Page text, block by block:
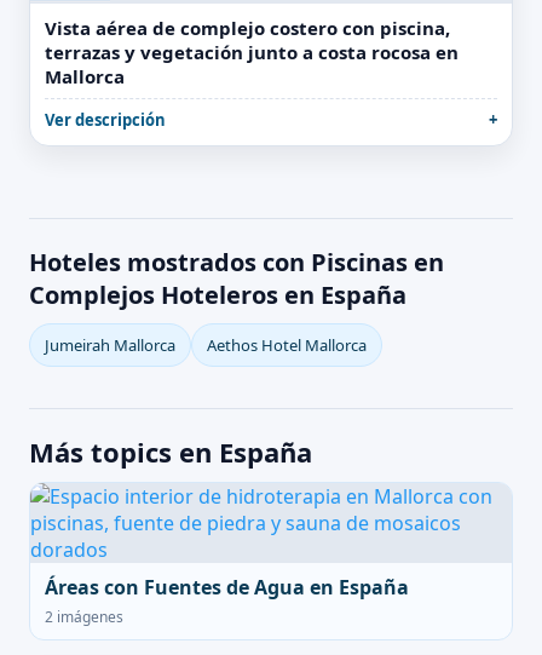
Vista aérea de complejo costero con piscina,
terrazas y vegetación junto a costa rocosa en
Mallorca
Ver descripción
Hoteles mostrados con Piscinas en
Complejos Hoteleros en España
Jumeirah Mallorca Aethos Hotel Mallorca
Más topics en España
Áreas con Fuentes de Agua en España
2 imágenes